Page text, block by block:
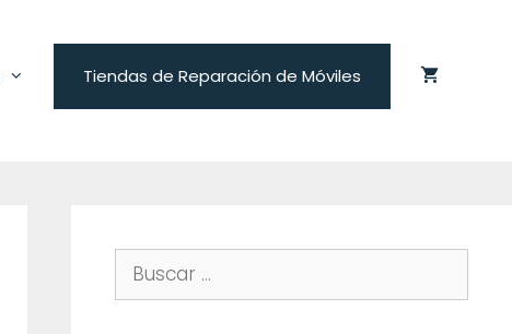
Tiendas de Reparación de Móviles
Buscar: